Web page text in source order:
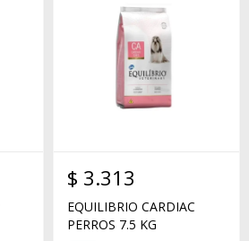
$ 3.313
EQUILIBRIO CARDIAC
PERROS 7.5 KG